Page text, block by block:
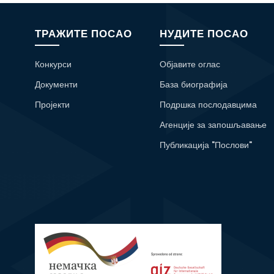
ТРАЖИТЕ ПОСАО
Конкурси
Документи
Пројекти
НУДИТЕ ПОСАО
Објавите оглас
База биографија
Подршка послодавцима
Агенције за запошљавање
Публикација "Послови"